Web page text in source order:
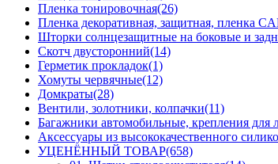
Пленка тонировочная(26)
Пленка декоративная, защитная, пленка
Шторки солнцезащитные на боковые и
Скотч двусторонний(14)
Герметик прокладок(1)
Хомуты червячные(12)
Домкраты(28)
Вентили, золотники, колпачки(11)
Багажники автомобильные, крепления для
Аксессуары из высококачественного
УЦЕНЁННЫЙ ТОВАР(658)